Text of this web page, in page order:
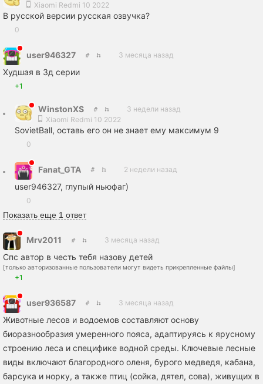
Xiaomi Redmi 10 2022
В русской версии русская озвучка?
0
user946327 3 месяца назад
Худшая в 3д серии
+1
WinstonXS
3 недели назад
Xiaomi Redmi 10 2022
SovietBall, оставь его он не знает ему максимум 9
0
Fanat_GTA 2 недели назад
user946327, глупый ньюфаг)
0
Показать еще 1 ответ
Mrv2011 3 месяца назад
Спс автор в честь тебя назову детей
[только авторизованные пользователи могут видеть прикрепленные файлы]
+1
user936587 3 месяца назад
Животные лесов и водоемов составляют основу
биоразнообразия умеренного пояса, адаптируясь к ярусному
строению леса и специфике водной среды. Ключевые лесные
виды включают благородного оленя, бурого медведя, кабана,
барсука и норку, а также птиц (сойка, дятел, сова), живущих в